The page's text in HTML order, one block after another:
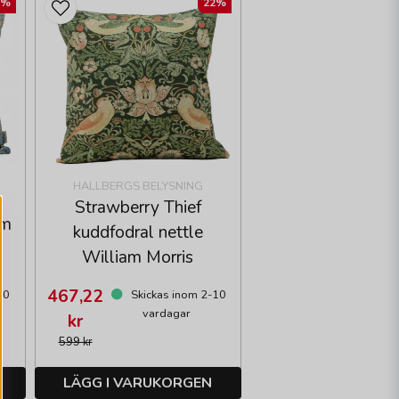
HALLBERGS BELYSNING
Strawberry Thief
kuddfodral nettle
William Morris
599 kr
467,22
kr
Skickas inom 2-10
vardagar
LÄGG I VARUKORGEN
22%